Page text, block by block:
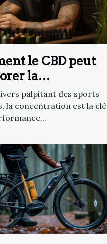
le CBD peut
la
pour les
extrêmes
palpitant des sports
la concentration est la clé